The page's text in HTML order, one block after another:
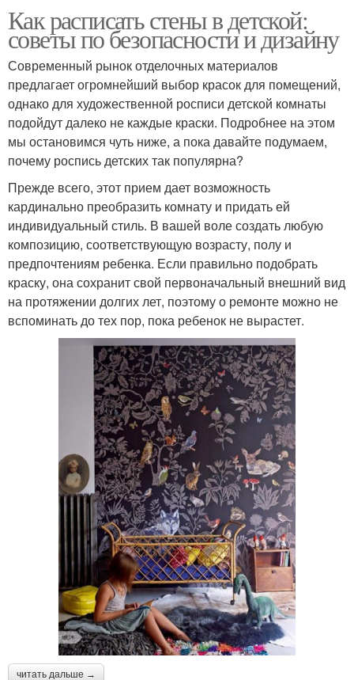
Как расписать стены в детской:
советы по безопасности и дизайну
Современный рынок отделочных материалов
предлагает огромнейший выбор красок для помещений,
однако для художественной росписи детской комнаты
подойдут далеко не каждые краски. Подробнее на этом
мы остановимся чуть ниже, а пока давайте подумаем,
почему роспись детских так популярна?
Прежде всего, этот прием дает возможность
кардинально преобразить комнату и придать ей
индивидуальный стиль. В вашей воле создать любую
композицию, соответствующую возрасту, полу и
предпочтениям ребенка. Если правильно подобрать
краску, она сохранит свой первоначальный внешний вид
на протяжении долгих лет, поэтому о ремонте можно не
вспоминать до тех пор, пока ребенок не вырастет.
читать дальше →